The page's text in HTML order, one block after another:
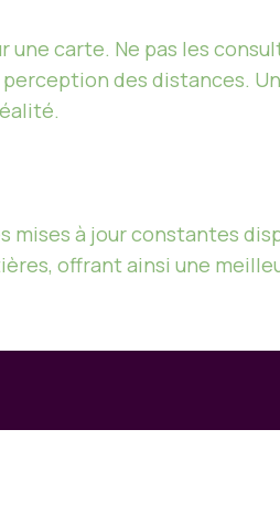
une carte. Ne pas les
des distances.
mises à jour constantes
offrant ainsi une